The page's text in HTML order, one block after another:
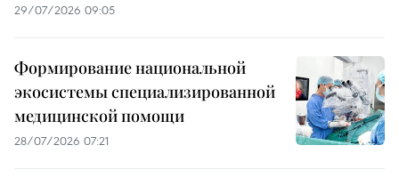
29/07/2026 09:05
Формирование национальной
экосистемы специализированной
медицинской помощи
28/07/2026 07:21